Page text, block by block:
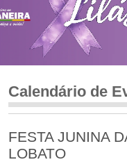
Calendário de
FESTA JUNINA
LOBATO